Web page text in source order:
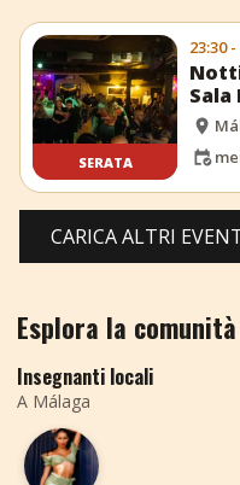
SERATA
23:30
Sala
CARICA ALTRI
Esplora la
Insegnanti locali
A Málaga
BC